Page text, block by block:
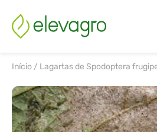
Início / Lagartas de Spodoptera